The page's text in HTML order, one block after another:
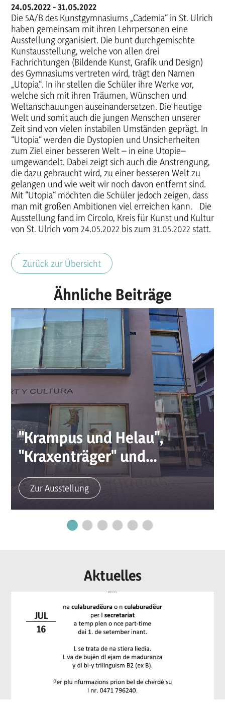
24.05.2022 - 31.05.2022
Die 5A/B des Kunstgymnasiums „Cademia“ in St. Ulrich
haben gemeinsam mit ihren Lehrpersonen eine
Ausstellung organisiert. Die bunt durchgemischte
Kunstausstellung, welche von allen drei
Fachrichtungen (Bildende Kunst, Grafik und Design)
des Gymnasiums vertreten wird, trägt den Namen
„Utopia“. In ihr stellen die Schüler ihre Werke vor,
welche sich mit ihren Träumen, Wünschen und
Weltanschauungen auseinandersetzen. Die heutige
Welt und somit auch die jungen Menschen unserer
Zeit sind von vielen instabilen Umständen geprägt. In
“Utopia“ werden die Dystopien und Unsicherheiten
zum Ziel einer besseren Welt – in eine Utopie–
umgewandelt. Dabei zeigt sich auch die Anstrengung,
die dazu gebraucht wird, zu einer besseren Welt zu
gelangen und wie weit wir noch davon entfernt sind.
Mit “Utopia“ möchten die Schüler jedoch zeigen, dass
man mit großen Ambitionen viel erreichen kann. Die
Ausstellung fand im Circolo, Kreis für Kunst und Kultur
von St. Ulrich vom 24.05.2022 bis zum 31.05.2022 statt.
Zurück zur Übersicht
Ähnliche Beiträge
"Krampus und Helau",
"Kraxenträger" und
"Splitterfasernackt"
Zur Ausstellung
Aktuelles
JUL
16